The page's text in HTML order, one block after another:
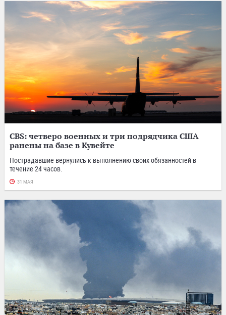
CBS: четверо военных и три подрядчика США
ранены на базе в Кувейте
Пострадавшие вернулись к выполнению своих обязанностей в
течение 24 часов.
31 МАЯ